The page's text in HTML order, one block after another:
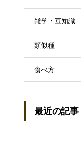
雑学・豆知識
類似種
食べ方
最近の記事